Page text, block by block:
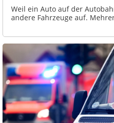
Weil ein Auto auf der
andere Fahrzeuge auf.